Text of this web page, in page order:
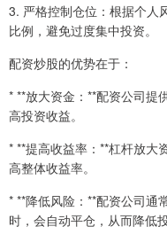
3. 严格控制仓位：根据个人
比例，避免过度集中投资。
配资炒股的优势在于：
* **放大资金：**配资公司提
高投资收益。
* **提高收益率：**杠杆放大
高整体收益率。
* **降低风险：**配资公司通
时，会自动平仓，从而降低